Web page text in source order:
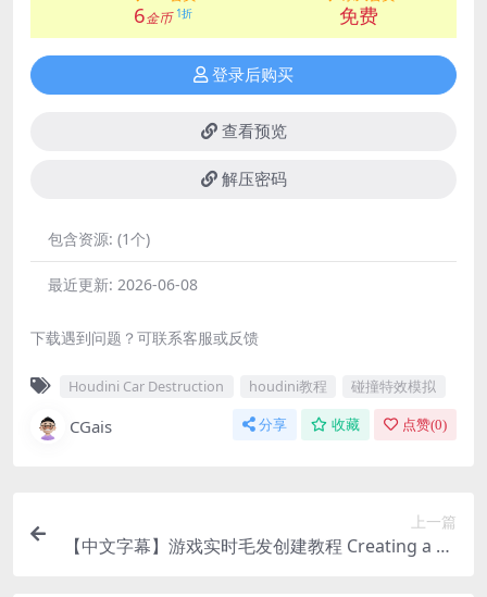
6金币 1折 免费
登录后购买
查看预览
解压密码
包含资源: (1个)
最近更新: 2026-06-08
下载遇到问题？可联系客服或反馈
Houdini Car Destruction houdini教程 碰撞特效模拟
CGais 分享 收藏 点赞(0)
上一篇
【中文字幕】游戏实时毛发创建教程 Creating a Re